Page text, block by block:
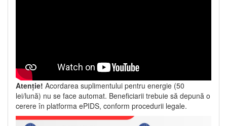
Atenție! Acordarea suplimentului pentru energie (50
lei/lună) nu se face automat. Beneficiarii trebuie să depună o
cerere în platforma ePIDS, conform procedurii legale.